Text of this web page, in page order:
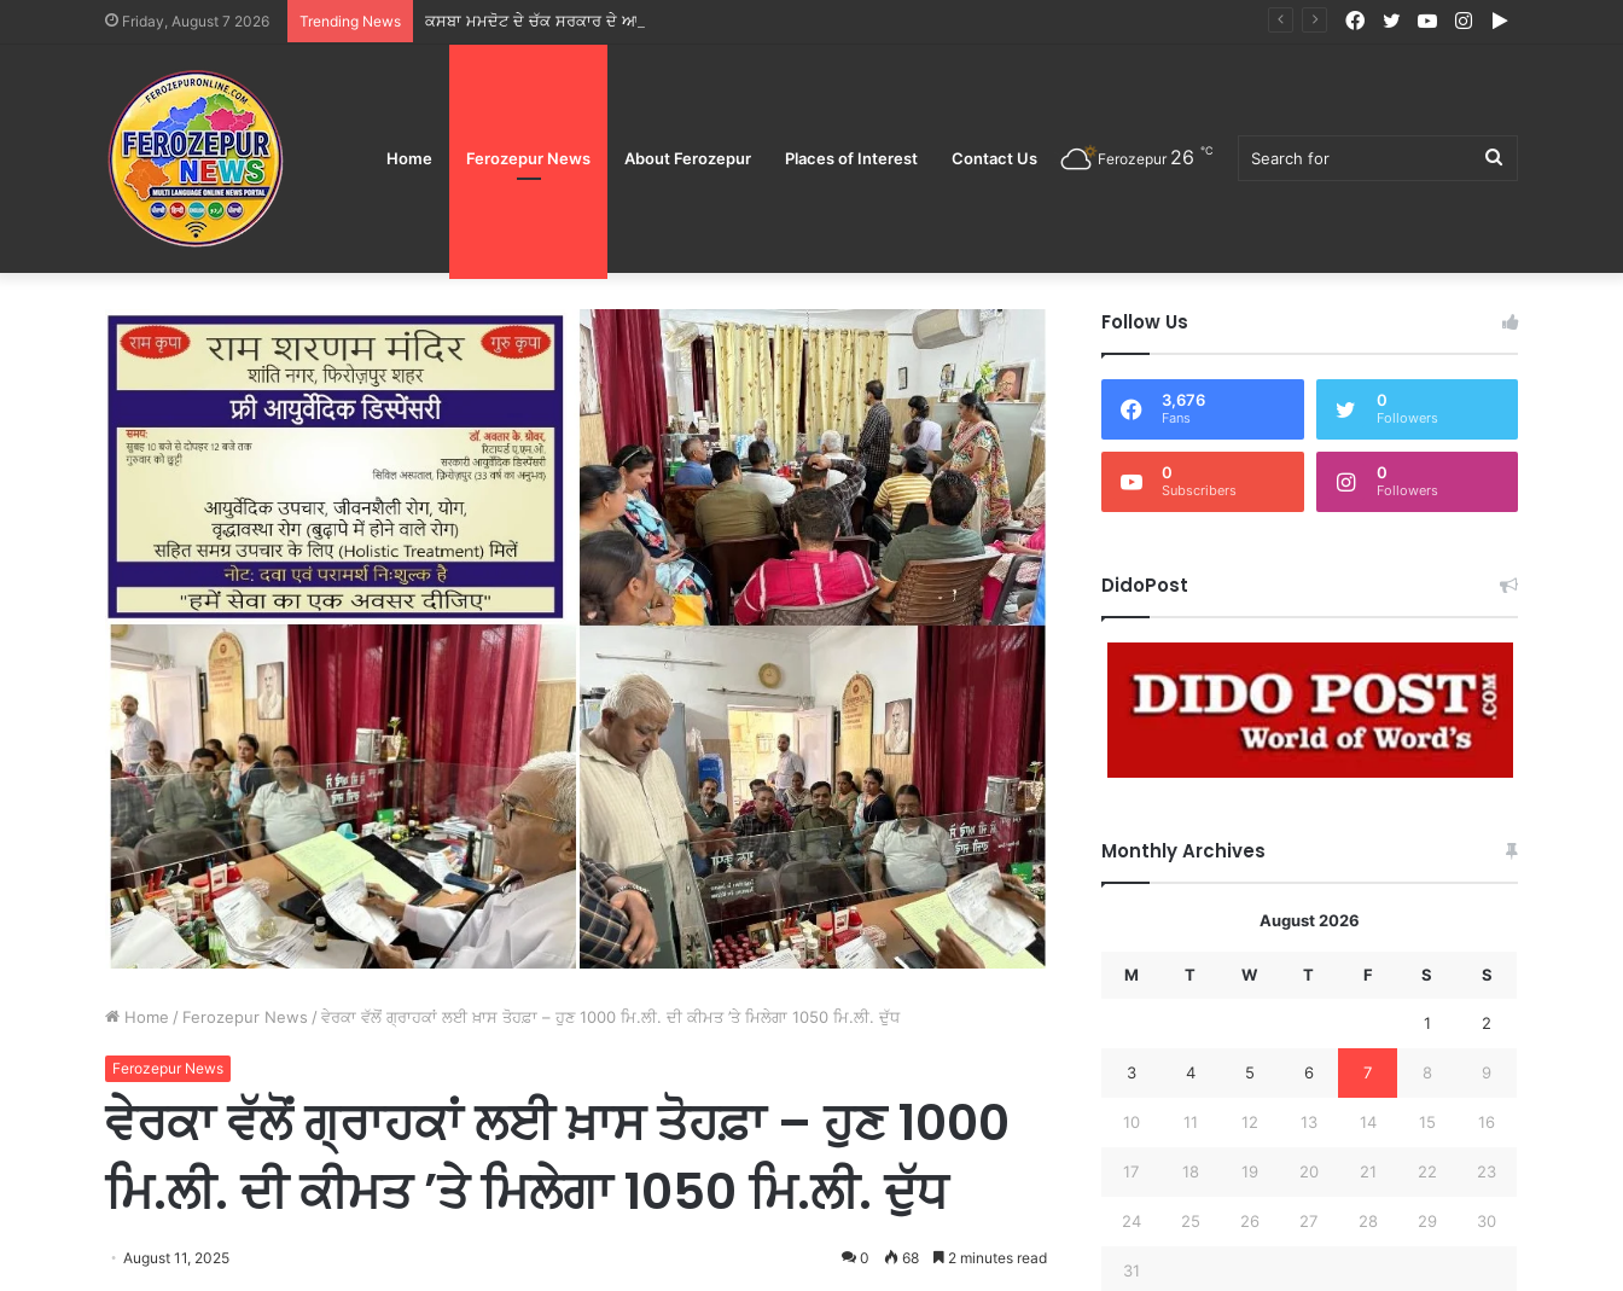
Friday, August 7 2026 Trending News
Google
Instagram
YouTube
Twitter
Facebook
Home Ferozepur News About Ferozepur Places of Interest Contact Us Search
for
Ferozepur 26 ℃
Home / Ferozepur News / ਵੇਰਕਾ ਵੱਲੋਂ ਗ੍ਰਾਹਕਾਂ ਲਈ ਖ਼ਾਸ ਤੋਹਫ਼ਾ – ਹੁਣ 1000 ਮਿ.ਲੀ. ਦੀ ਕੀਮਤ ’ਤੇ ਮਿਲੇਗਾ 1050 ਮਿ.ਲੀ. ਦੁੱਧ
Ferozepur News
ਵੇਰਕਾ ਵੱਲੋਂ ਗ੍ਰਾਹਕਾਂ ਲਈ ਖ਼ਾਸ ਤੋਹਫ਼ਾ – ਹੁਣ 1000
ਮਿ.ਲੀ. ਦੀ ਕੀਮਤ ’ਤੇ ਮਿਲੇਗਾ 1050 ਮਿ.ਲੀ. ਦੁੱਧ
August 11, 2025 0 68 2 minutes read
Follow Us
3,676
Fans
0
Followers
0
Subscribers
0
Followers
DidoPost
Monthly Archives
August 2026
M T W T F S S
1 2
3 4 5 6 7 8 9
10 11 12 13 14 15 16
17 18 19 20 21 22 23
24 25 26 27 28 29 30
31